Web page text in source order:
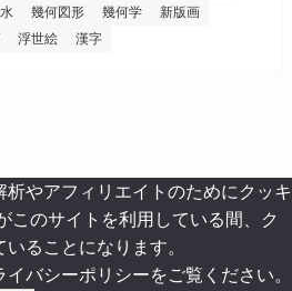
幾何図形 幾何学
新版画
浮世絵 漢字
析やアフィリエイトのためにクッキ
このサイトを利用している間、ク
ることになります。
バシーポリシーをご覧ください。